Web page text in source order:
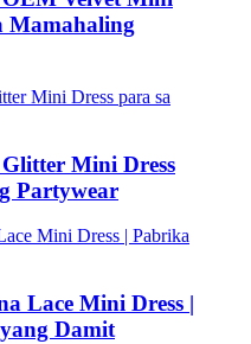
Mamahaling
Mini Dress
Partywear
Lace Mini Dress |
Damit